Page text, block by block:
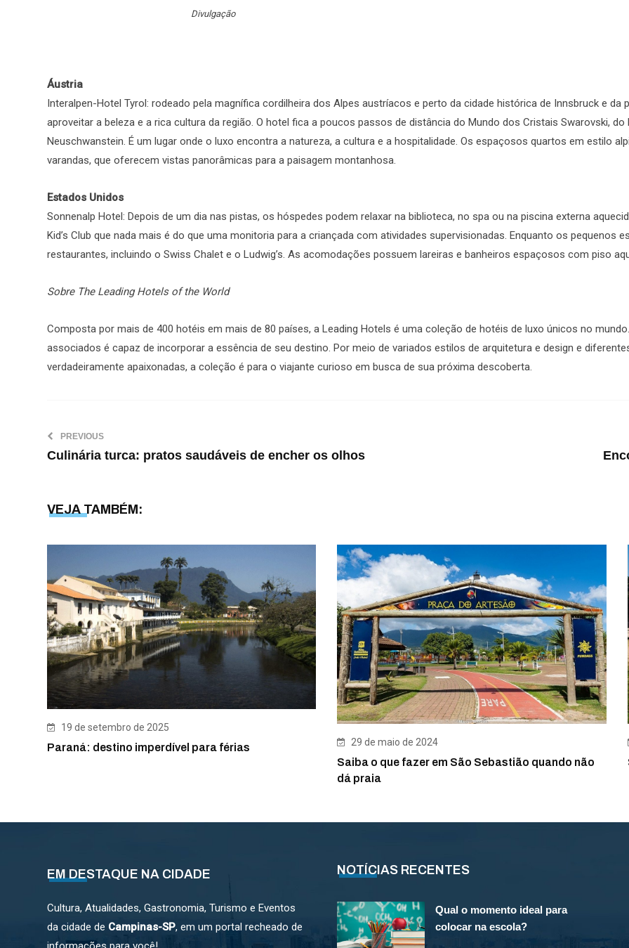
Divulgação
Áustria
Interalpen-Hotel Tyrol: rodeado pela magnífica cordilheira dos Alpes austríacos e perto da cidade histórica de Innsbruck e
aproveitar a beleza e a rica cultura da região. O hotel fica a poucos passos de distância do Mundo dos Cristais Swarovski,
Neuschwanstein. É um lugar onde o luxo encontra a natureza, a cultura e a hospitalidade. Os espaçosos quartos em estilo
varandas, que oferecem vistas panorâmicas para a paisagem montanhosa.
Estados Unidos
Sonnenalp Hotel: Depois de um dia nas pistas, os hóspedes podem relaxar na biblioteca, no spa ou na piscina externa
Kid’s Club que nada mais é do que uma monitoria para a criançada com atividades supervisionadas. Enquanto os
restaurantes, incluindo o Swiss Chalet e o Ludwig’s. As acomodações possuem lareiras e banheiros espaçosos com piso
Sobre The Leading Hotels of the World
Composta por mais de 400 hotéis em mais de 80 países, a Leading Hotels é uma coleção de hotéis de luxo únicos no
associados é capaz de incorporar a essência de seu destino. Por meio de variados estilos de arquitetura e design e
verdadeiramente apaixonadas, a coleção é para o viajante curioso em busca de sua próxima descoberta.
PREVIOUS
Culinária turca: pratos saudáveis de encher os olhos
VEJA TAMBÉM:
19 de setembro de 2025
Paraná: destino imperdível para férias 29 de maio de 2024
Saiba o que fazer em São Sebastião quando não
dá praia
EM DESTAQUE NA CIDADE
Cultura, Atualidades, Gastronomia, Turismo e Eventos
da cidade de Campinas-SP, em um portal recheado de
NOTÍCIAS RECENTES
Qual o momento ideal para
colocar na escola?